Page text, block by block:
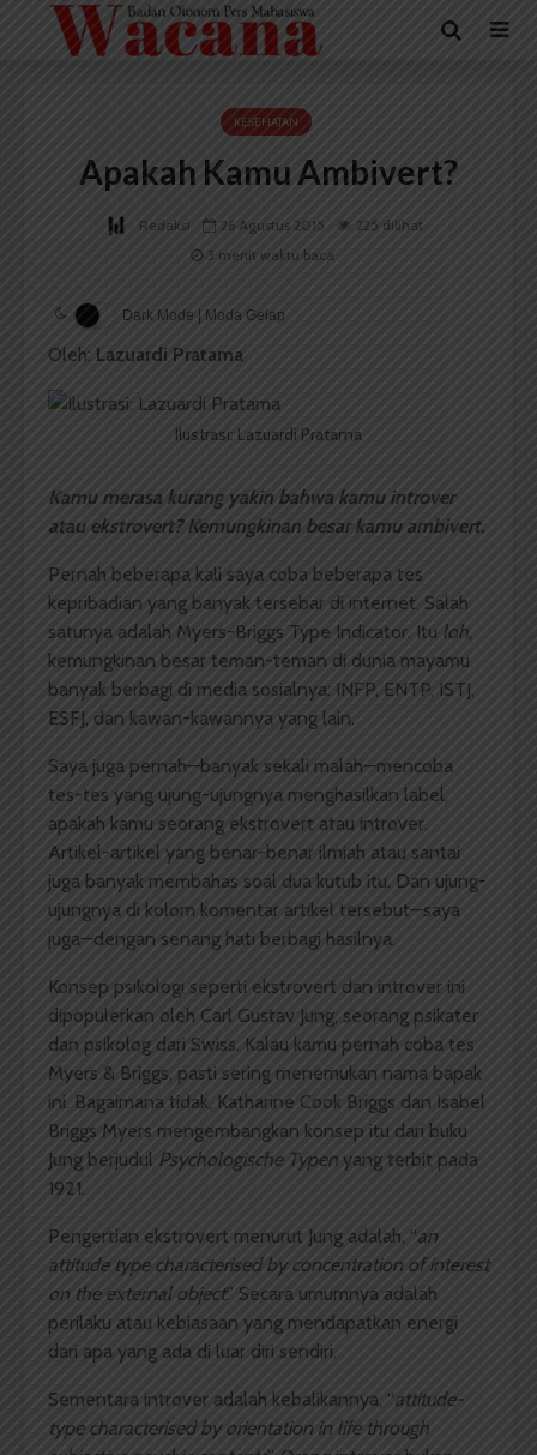
KESEHATAN
Apakah Kamu Ambivert?
Redaksi 26 Agustus 2015
225 dilihat
3 menit waktu baca
Dark Mode | Moda Gelap
Oleh: Lazuardi Pratama
Ilustrasi: Lazuardi Pratama
Kamu merasa kurang yakin bahwa kamu introver
atau ekstrovert? Kemungkinan besar kamu ambivert.
Pernah beberapa kali saya coba beberapa tes
kepribadian yang banyak tersebar di internet. Salah
satunya adalah Myers-Briggs Type Indicator. Itu loh,
kemungkinan besar teman-teman di dunia mayamu
banyak berbagi di media sosialnya: INFP, ENTP, ISTJ,
ESFJ, dan kawan-kawannya yang lain.
Saya juga pernah—banyak sekali malah—mencoba
tes-tes yang ujung-ujungnya menghasilkan label,
apakah kamu seorang ekstrovert atau introver.
Artikel-artikel yang benar-benar ilmiah atau santai
juga banyak membahas soal dua kutub itu. Dan ujung-
ujungnya di kolom komentar artikel tersebut—saya
juga—dengan senang hati berbagi hasilnya.
Konsep psikologi seperti ekstrovert dan introver ini
dipopulerkan oleh Carl Gustav Jung, seorang psikater
dan psikolog dari Swiss. Kalau kamu pernah coba tes
Myers & Briggs, pasti sering menemukan nama bapak
ini. Bagaimana tidak, Katharine Cook Briggs dan Isabel
Briggs Myers mengembangkan konsep itu dari buku
Jung berjudul Psychologische Typen yang terbit pada
1921.
Pengertian ekstrovert menurut Jung adalah, “an
attitude type characterised by concentration of interest
on the external object.” Secara umumnya adalah
perilaku atau kebiasaan yang mendapatkan energi
dari apa yang ada di luar diri sendiri.
Sementara introver adalah kebalikannya, “attitude-
type characterised by orientation in life through